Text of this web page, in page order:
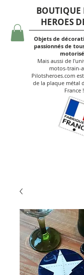
BOUTIQUE
HEROES
Objets de
passionnés de
Mais aussi de
motos-train-
Pilotsheroes.com
de la plaque métal
France !